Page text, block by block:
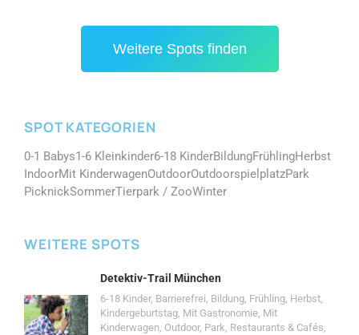
Weitere Spots finden
SPOT KATEGORIEN
0-1 Babys1-6 Kleinkinder6-18 KinderBildungFrühlingHerbst
IndoorMit KinderwagenOutdoorOutdoorspielplatzPark
PicknickSommerTierpark / ZooWinter
WEITERE SPOTS
Detektiv-Trail München
6-18 Kinder, Barrierefrei, Bildung, Frühling, Herbst,
Kindergeburtstag, Mit Gastronomie, Mit
Kinderwagen, Outdoor, Park, Restaurants & Cafés,